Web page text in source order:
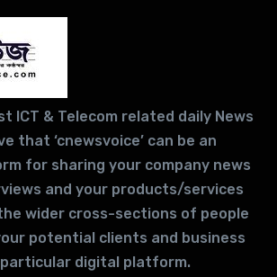
ICT & Telecom related daily News
that ‘cnewsvoice’ can be an
for sharing your company news
and your products/services
wider cross-sections of people
potential clients and business
digital platform.